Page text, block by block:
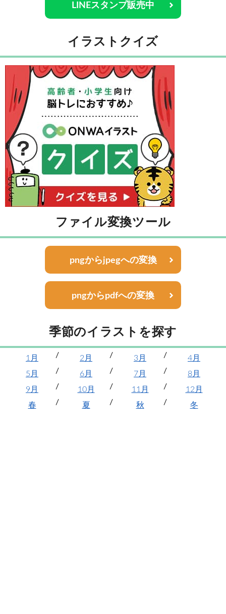
LINEスタンプ販売中
イラストクイズ
ファイル変換ツール
pngからjpegへの変換
pngからpdfへの変換
季節のイラストを探す
1月 2月 3月
4月
5月
6月 7月
8月
9月
10月 11月
12月
春
夏 秋 冬